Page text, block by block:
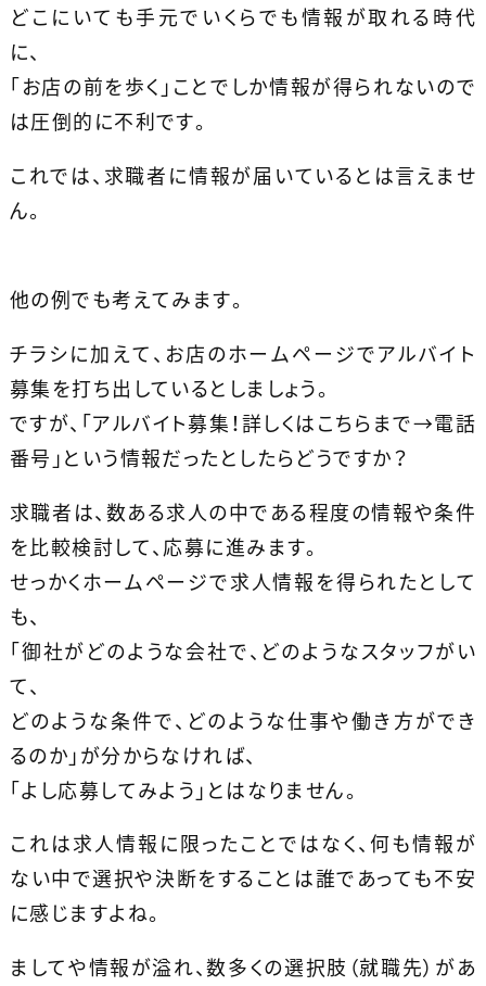
どこにいても手元でいくらでも情報が取れる時代
に、
「お店の前を歩く」ことでしか情報が得られないので
は圧倒的に不利です。
これでは、求職者に情報が届いているとは言えませ
ん。
他の例でも考えてみます。
チラシに加えて、お店のホームページでアルバイト
募集を打ち出しているとしましょう。
ですが、「アルバイト募集！詳しくはこちらまで→電話
番号」という情報だったとしたらどうですか？
求職者は、数ある求人の中である程度の情報や条件
を比較検討して、応募に進みます。
せっかくホームページで求人情報を得られたとして
も、
「御社がどのような会社で、どのようなスタッフがい
て、
どのような条件で、どのような仕事や働き方ができ
るのか」が分からなければ、
「よし応募してみよう」とはなりません。
これは求人情報に限ったことではなく、何も情報が
ない中で選択や決断をすることは誰であっても不安
に感じますよね。
ましてや情報が溢れ、数多くの選択肢（就職先）があ